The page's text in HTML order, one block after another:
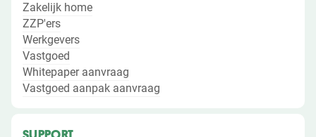
Zakelijk home
ZZP'ers
Werkgevers
Vastgoed
Whitepaper aanvraag
Vastgoed aanpak aanvraag